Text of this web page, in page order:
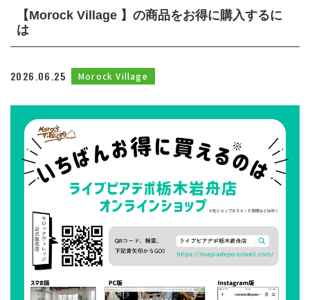
【Morock Village 】の商品をお得に購入するに
は
2026.06.25 Morock Village